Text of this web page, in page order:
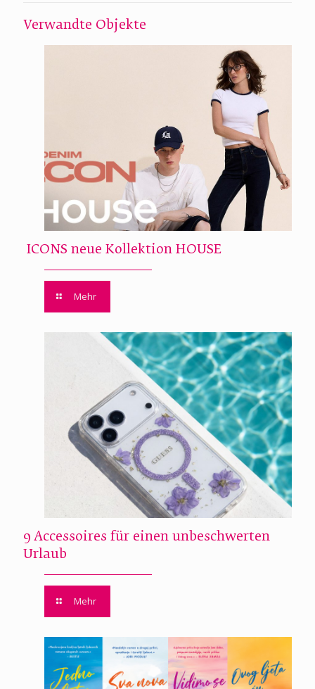
Verwandte Objekte
ICONS neue Kollektion HOUSE
Mehr
9 Accessoires für einen unbeschwerten
Urlaub
Mehr